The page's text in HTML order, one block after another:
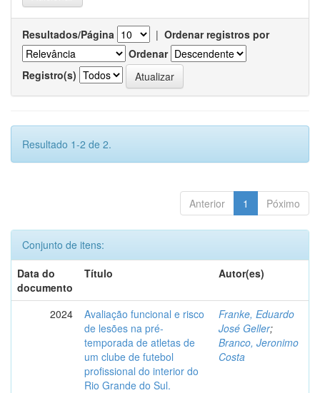
Resultados/Página | Ordenar registros por
Ordenar
Registro(s)
Resultado 1-2 de 2.
Anterior 1 Póximo
Conjunto de itens:
Data do
documento
Título Autor(es)
2024
Avaliação funcional e risco
de lesões na pré-
temporada de atletas de
um clube de futebol
profissional do interior do
Rio Grande do Sul.
Franke, Eduardo
José Geller;
Branco, Jeronimo
Costa